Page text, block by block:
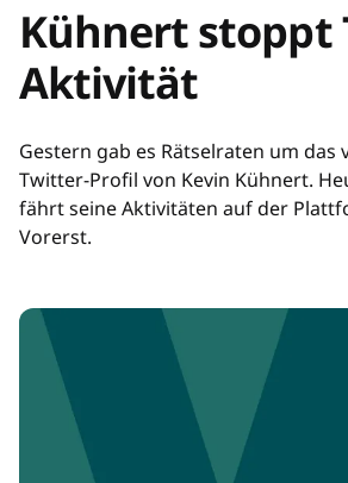
Kühnert stoppt
Aktivität
Gestern gab es Rätselraten um das
Twitter-Profil von Kevin Kühnert.
fährt seine Aktivitäten auf der
Vorerst.